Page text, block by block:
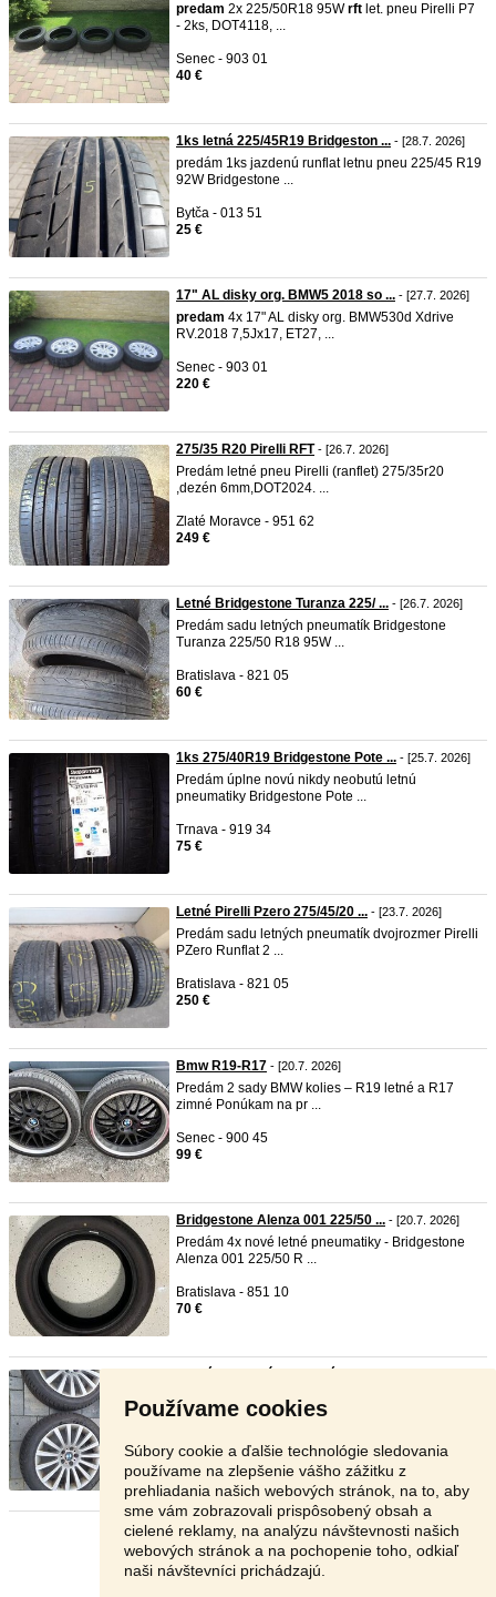
Používame cookies
Súbory cookie a ďalšie technológie sledovania
používame na zlepšenie vášho zážitku z
prehliadania našich webových stránok, na to, aby
sme vám zobrazovali prispôsobený obsah a
cielené reklamy, na analýzu návštevnosti našich
webových stránok a na pochopenie toho, odkiaľ
naši návštevníci prichádzajú.
predam 2x 225/50R18 95Wrft let. pneu Pirelli P7
- 2ks, DOT4118, ...
Senec - 903 01
40 €
1ks letná 225/45R19 Bridgeston ... - [28.7. 2026]
predám 1ks jazdenú runflat letnu pneu 225/45 R19
92W Bridgestone ...
Bytča - 013 51
25 €
17" AL disky org. BMW5 2018 so ... - [27.7. 2026]
predam 4x 17" AL disky org. BMW530d Xdrive
RV.2018 7,5Jx17, ET27, ...
Senec - 903 01
220 €
275/35 R20 Pirelli RFT- [26.7. 2026]
Predám letné pneu Pirelli (ranflet) 275/35r20
,dezén 6mm,DOT2024. ...
Zlaté Moravce - 951 62
249 €
Letné Bridgestone Turanza 225/ ... - [26.7. 2026]
Predám sadu letných pneumatík Bridgestone
Turanza 225/50 R18 95W ...
Bratislava - 821 05
60 €
1ks 275/40R19 Bridgestone Pote ... - [25.7. 2026]
Predám úplne novú nikdy neobutú letnú
pneumatiky Bridgestone Pote ...
Trnava - 919 34
75 €
Letné Pirelli Pzero 275/45/20 ... - [23.7. 2026]
Predám sadu letných pneumatík dvojrozmer Pirelli
PZero Runflat 2 ...
Bratislava - 821 05
250 €
Bmw R19-R17 - [20.7. 2026]
Predám 2 sady BMW kolies – R19 letné a R17
zimné Ponúkam na pr ...
Senec - 900 45
99 €
Bridgestone Alenza 001 225/50 ... - [20.7. 2026]
Predám 4x nové letné pneumatiky - Bridgestone
Alenza 001 225/50 R ...
Bratislava - 851 10
70 €
Ponúkam na predaj hliníkové disky R19 elektróny)
so zimným prez ...
Žiar nad Hronom - 966 01
Stránka: 1 2 3 Ďalšia